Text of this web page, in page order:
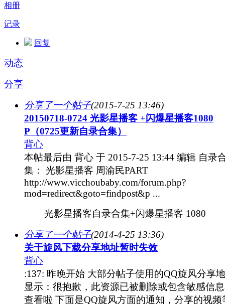
相册
记录
回复
动态
分享
分享了一个帖子(2015-7-25 13:46)
20150718-0724 光影星播客 +闪爆星播客1080
P（0725更新自录合集）
背心
本帖最后由 背心 于 2015-7-25 13:44 编辑 自录
集： 光影星播客 周渝民PART
http://www.vicchoubaby.com/forum.php?
mod=redirect&goto=findpost&p ...
光影星播客自录合集+闪爆星播客 1080
分享了一个帖子(2014-4-25 13:36)
关于旋风下载分享地址暂时失效
背心
:137: 昨晚开始 大部分帖子使用的QQ旋风分享
显示：很抱歉，此资源已被删除或包含敏感信
查看啦 下面是QQ旋风方面的通知，分享的视频